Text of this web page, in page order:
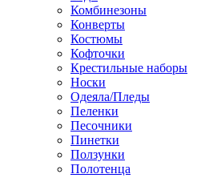
Комбинезоны
Конверты
Костюмы
Кофточки
Крестильные наборы
Носки
Одеяла/Пледы
Пеленки
Песочники
Пинетки
Ползунки
Полотенца